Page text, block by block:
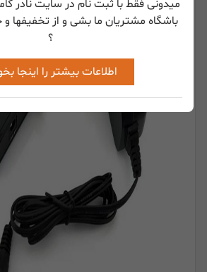
میدونی فقط با ثبت نام در سایت نادر
باشگاه مشتریان ما بشی و از تخفیفها و
؟
اطلاعات بیشتر را اینجا